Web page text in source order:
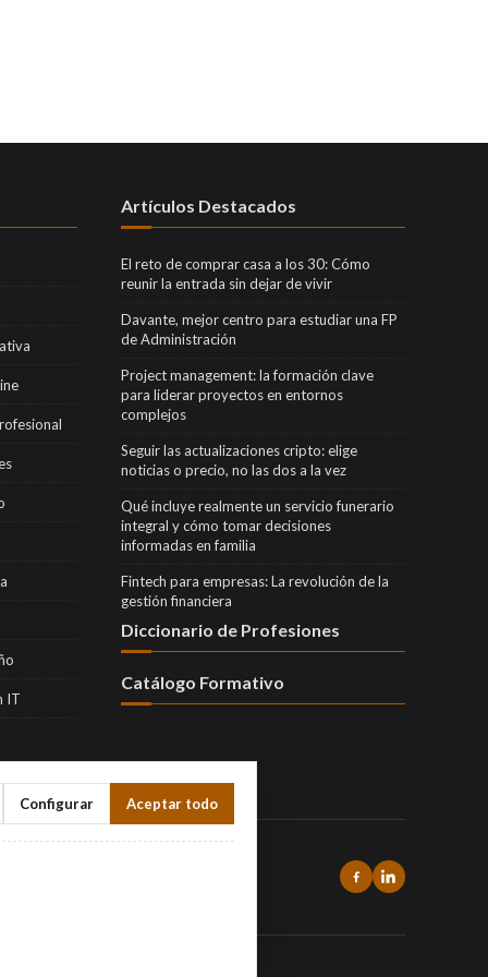
IT
Artículos Destacados
El reto de comprar casa a los 30: Cómo
reunir la entrada sin dejar de vivir
Davante, mejor centro para estudiar una FP
de Administración
Project management: la formación clave
para liderar proyectos en entornos
complejos
Seguir las actualizaciones cripto: elige
noticias o precio, no las dos a la vez
Qué incluye realmente un servicio funerario
integral y cómo tomar decisiones
informadas en familia
Fintech para empresas: La revolución de la
gestión financiera
Diccionario de Profesiones
Catálogo Formativo
Configurar Aceptar todo